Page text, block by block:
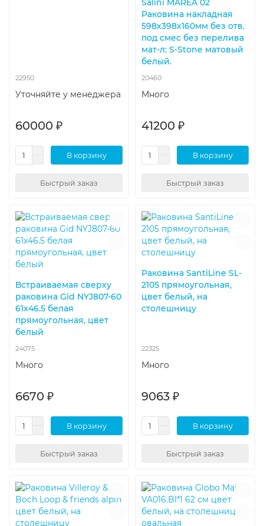
22950
Уточняйте у менеджера
60000 ₽
В корзину
Быстрый заказ
Salini MAREA 02
Раковина накладная
598х398х160мм без отв.
под смес без перелива
мат-л: S-Stone матовый
белый.
20460
Много
41200 ₽
В корзину
Быстрый заказ
Встраиваемая сверху
раковина Gid NYJ807-60
61х46.5 белая
прямоугольная, цвет
белый
24075
Много
6670 ₽
В корзину
Быстрый заказ
Раковина SantiLine SL-
2105 прямоугольная,
цвет белый, на
столешницу
22325
Много
9063 ₽
В корзину
Быстрый заказ